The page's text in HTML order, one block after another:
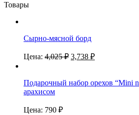
Товары
Сырно-мясной борд
Цена: 4,025₽ 3,738 ₽
Подарочный набор орехов “Mini
арахисом
Цена: 790 ₽